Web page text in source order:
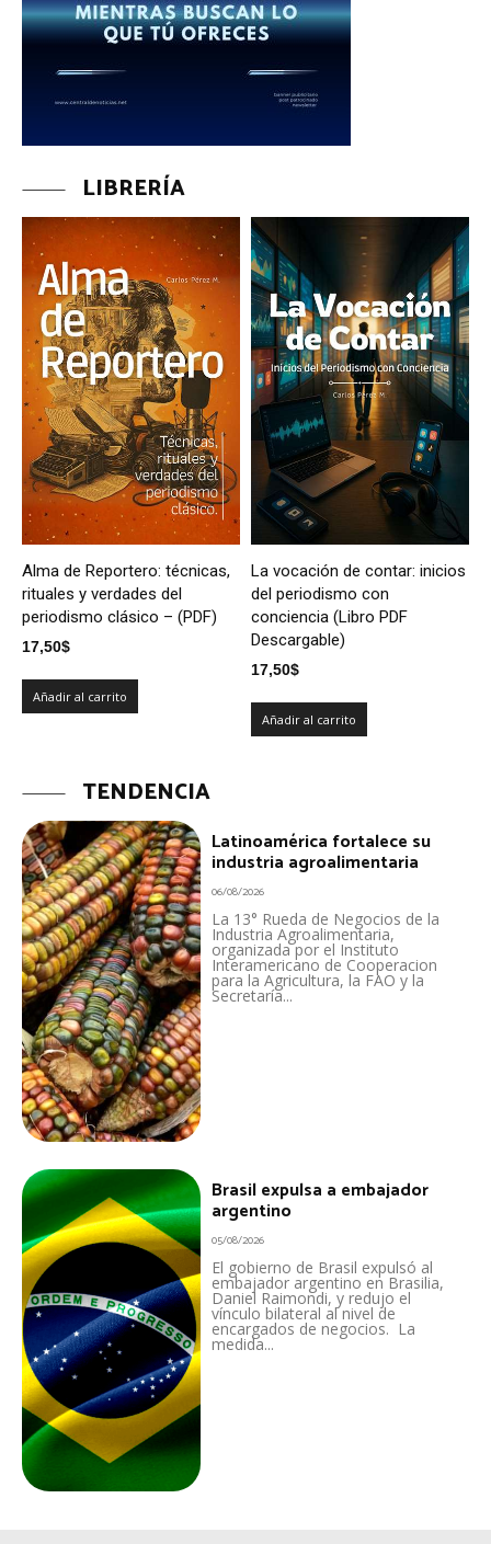
LIBRERÍA
Alma de Reportero: técnicas,
rituales y verdades del
periodismo clásico – (PDF)
17,50$
Añadir al carrito
La vocación de contar: inicios
del periodismo con
conciencia (Libro PDF
Descargable)
17,50$
Añadir al carrito
TENDENCIA
Latinoamérica fortalece su
industria agroalimentaria
06/08/2026
La 13° Rueda de Negocios de la
Industria Agroalimentaria,
organizada por el Instituto
Interamericano de Cooperacion
para la Agricultura, la FAO y la
Secretaría...
Brasil expulsa a embajador
argentino
05/08/2026
El gobierno de Brasil expulsó al
embajador argentino en Brasilia,
Daniel Raimondi, y redujo el
vínculo bilateral al nivel de
encargados de negocios. La
medida...